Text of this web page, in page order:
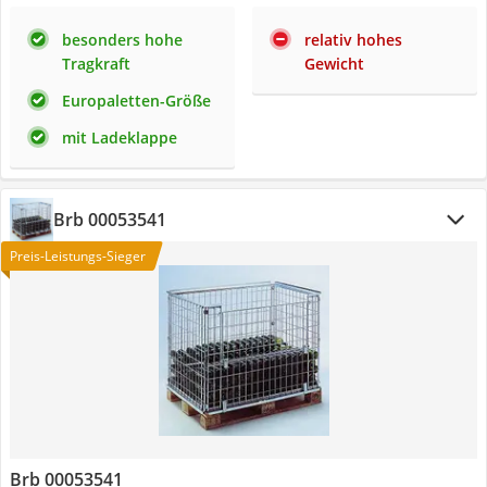
besonders hohe
Tragkraft
Europaletten-Größe
mit Ladeklappe
relativ hohes
Gewicht
Brb 00053541
Preis-Leistungs-Sieger
Brb 00053541